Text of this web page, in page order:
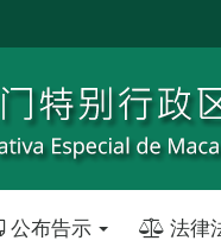
公布告示 法律